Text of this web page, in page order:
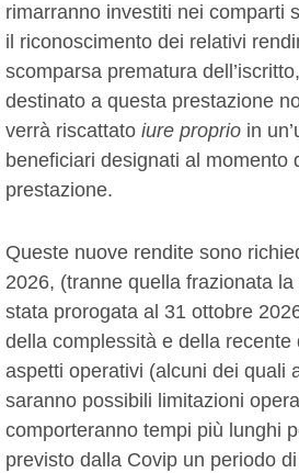
rimarranno investiti nei comparti
il riconoscimento dei relativi
scomparsa prematura
destinato a questa prestazione
verrà riscattato iure proprio in
beneficiari designati al momento
prestazione.
Queste nuove rendite sono
2026, (tranne quella frazionata
stata prorogata al 31 ottobre
della complessità e della recente
aspetti operativi (alcuni dei quali
saranno possibili limitazioni
comporteranno tempi più lunghi
previsto dalla Covip un periodo